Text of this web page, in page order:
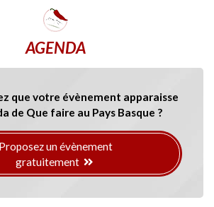
AGENDA
que votre évènement apparaisse
de Que faire au Pays Basque ?
Proposez un évènement
gratuitement